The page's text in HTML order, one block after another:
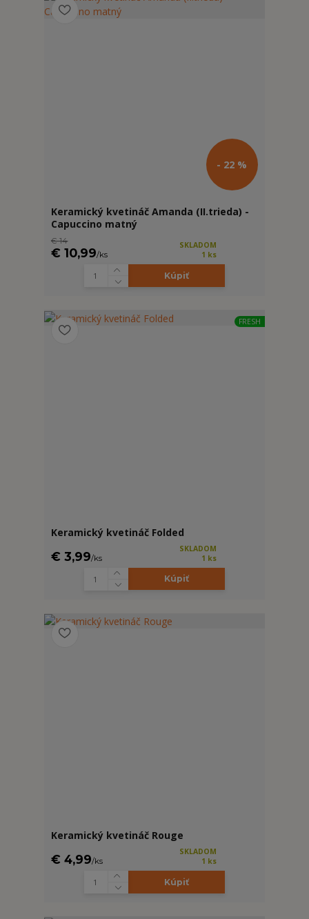
- 22 %
Keramický kvetináč Amanda (II.trieda) -
Capuccino matný
€ 14
€ 10,99/ks
SKLADOM
1 ks
Kúpiť
FRESH
Keramický kvetináč Folded
€ 3,99/ks
SKLADOM
1 ks
Kúpiť
Keramický kvetináč Rouge
€ 4,99/ks
SKLADOM
1 ks
Kúpiť